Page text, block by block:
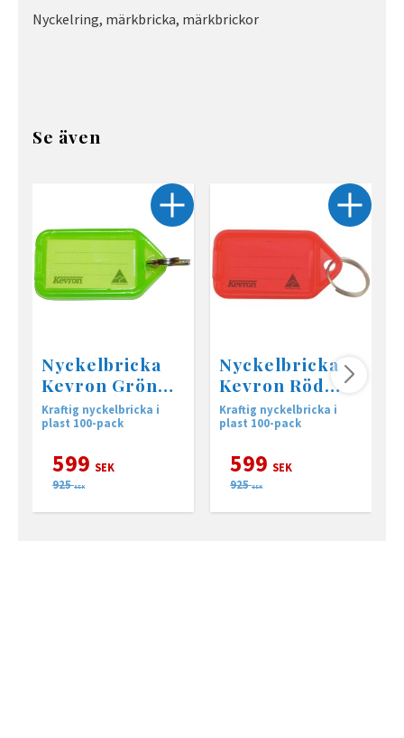
Nyckelring, märkbricka, märkbrickor
Se även
Nyckelbricka
Kevron Grön
100-pack
Kraftig nyckelbricka i
plast 100-pack
599 SEK
925 SEK
Nyckelbricka
Kevron Röd
100-pack
Kraftig nyckelbricka i
plast 100-pack
599 SEK
925 SEK